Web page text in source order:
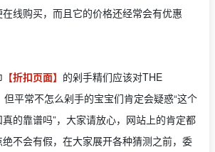
线购买，而且它的价格还经常会有优惠
【折扣页面】 的剁手精们应该对THE
平常不怎么剁手的宝宝们肯定会疑惑“这个
的靠谱吗”，大家请放心，网站上的肯定都
不会有假，在大家展开各种猜测之前，委